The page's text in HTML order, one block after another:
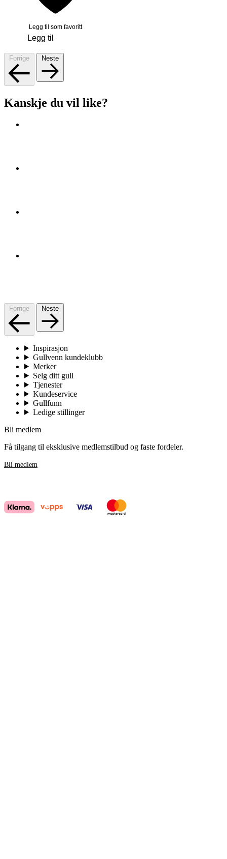
Legg til som favoritt
Legg til
Forrige Neste
Kanskje du vil like?
Forrige Neste
Inspirasjon
Gullvenn kundeklubb
Merker
Selg ditt gull
Tjenester
Kundeservice
Gullfunn
Ledige stillinger
Bli medlem
Få tilgang til eksklusive medlemstilbud og faste fordeler.
Bli medlem